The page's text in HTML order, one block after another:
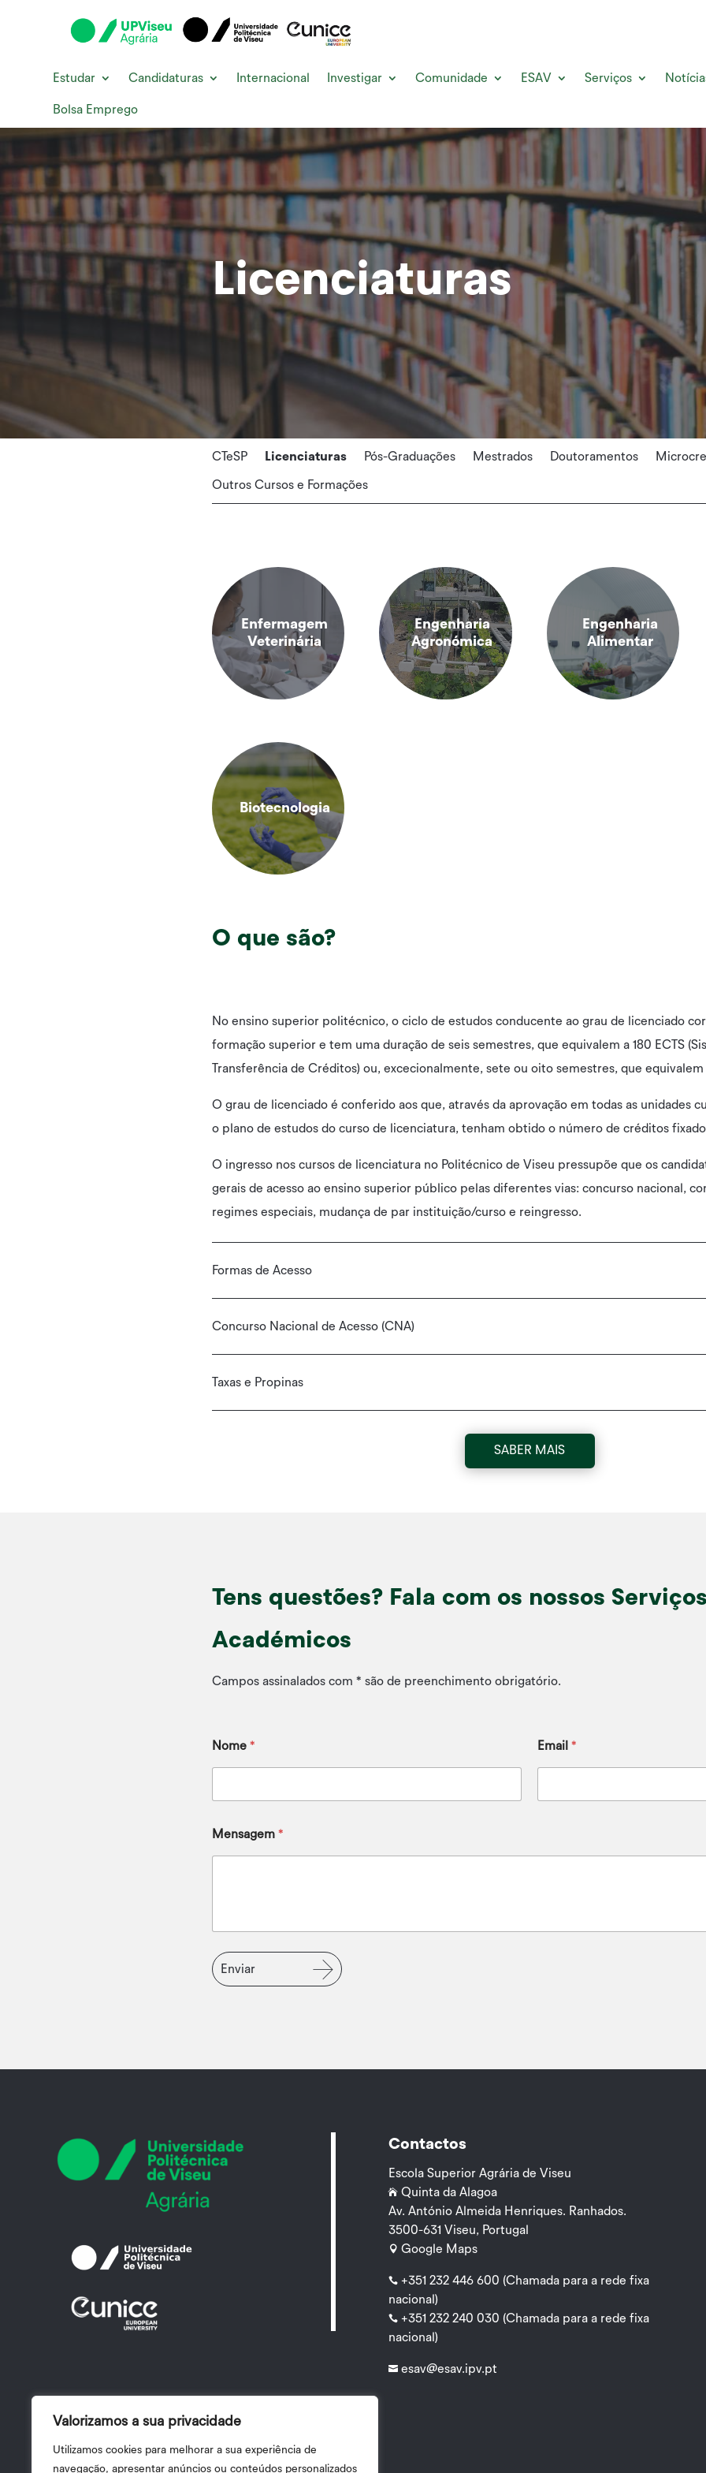
Valorizamos a sua privacidade
Utilizamos cookies para melhorar a sua experiência de
navegação, apresentar anúncios ou conteúdos personalizados
Estudar Candidaturas Internacional Investigar Comunidade ESAV Serviços
Bolsa Emprego
Licenciaturas
CTeSP Licenciaturas Pós-Graduações Mestrados Doutoramentos
Outros Cursos e Formações
Enfermagem
Veterinária
Engenharia
Agronómica
Engenharia
Alimentar
Biotecnologia
O que são?
No ensino superior politécnico, o ciclo de estudos conducente ao grau de licenciado
formação superior e tem uma duração de seis semestres, que equivalem a 180 ECTS
Transferência de Créditos) ou, excecionalmente, sete ou oito semestres, que equivalem
O grau de licenciado é conferido aos que, através da aprovação em todas as unidades
o plano de estudos do curso de licenciatura, tenham obtido o número de créditos
O ingresso nos cursos de licenciatura no Politécnico de Viseu pressupõe que os
gerais de acesso ao ensino superior público pelas diferentes vias: concurso nacional,
regimes especiais, mudança de par instituição/curso e reingresso.
Formas de Acesso
Concurso Nacional de Acesso (CNA)
Taxas e Propinas
SABER MAIS
Tens questões? Fala com os nossos
Académicos
Campos assinalados com * são de preenchimento obrigatório.
Nome * Email *
Mensagem *
Enviar
Contactos
Escola Superior Agrária de Viseu
Quinta da Alagoa
Av. António Almeida Henriques. Ranhados.
3500-631 Viseu, Portugal
 Google Maps
+351 232 446 600 (Chamada para a rede fixa
nacional)
+351 232 240 030 (Chamada para a rede fixa
nacional)
esav@esav.ipv.pt